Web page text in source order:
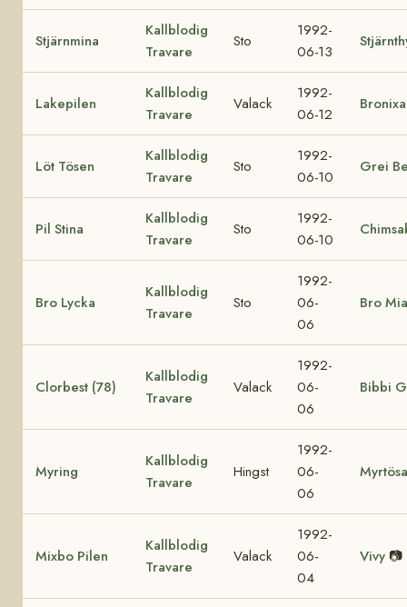
Stjärnmina
Kallblodig
Travare
Sto
1992-
06-13
Lakepilen
Kallblodig
Travare
Valack
1992-
06-12
Bronixa
Löt Tösen
Kallblodig
Travare
Sto
1992-
06-10
Grei
Pil Stina
Kallblodig
Travare
Sto
1992-
06-10
Bro Lycka
Kallblodig
Travare
Sto
1992-
06-
06
Bro Mia
Clorbest (78)
Kallblodig
Travare
Valack
1992-
06-
06
Bibbi
Myring
Kallblodig
Travare
Hingst
1992-
06-
06
Myrtösa
Mixbo Pilen
Kallblodig
Travare
Valack
1992-
06-
04
Vivy 📷